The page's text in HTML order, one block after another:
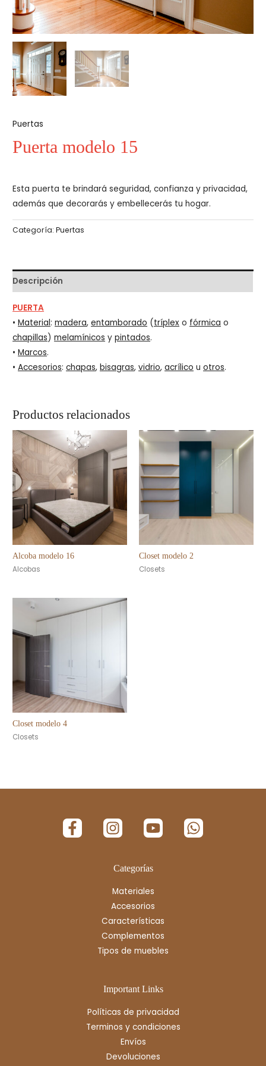
Puertas
Puerta modelo 15
Esta puerta te brindará seguridad, confianza y privacidad,
además que decorarás y embellecerás tu hogar.
Categoría:Puertas
Descripción
PUERTA
•Material:madera,entamborado (tríplex o fórmica o
chapillas)melamínicos ypintados.
•Marcos.
•Accesorios:chapas,bisagras,vidrio,acrílico uotros.
Productos relacionados
Alcoba modelo 16
Alcobas
Closet modelo 2
Closets
Closet modelo 4
Closets
Categorías
Materiales
Accesorios
Características
Complementos
Tipos de muebles
Important Links
Políticas de privacidad
Terminos y condiciones
Envíos
Devoluciones